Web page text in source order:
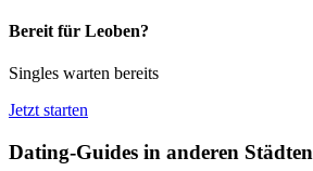
Bereit für Leoben?
Singles warten bereits
Jetzt starten
Dating-Guides in anderen Städten